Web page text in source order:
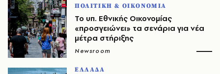
ΠΟΛΙΤΙΚΗ & ΟΙΚΟΝΟΜΙΑ
Το υπ. Εθνικής Οικονομίας
«προσγειώνει» τα σενάρια για νέα
μέτρα στήριξης
Newsroom
ΕΛΛΑΔΑ